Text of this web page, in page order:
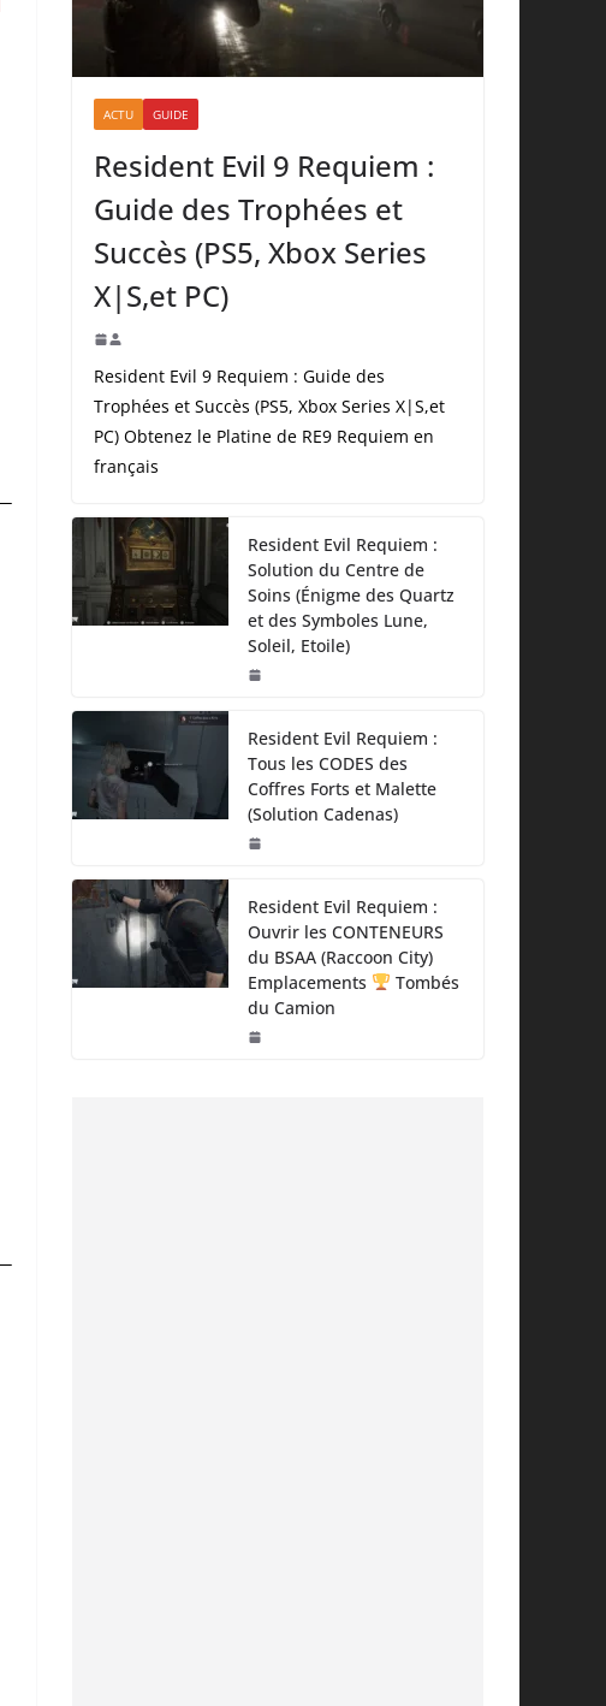
ACTU GUIDE
Resident Evil 9 Requiem :
Guide des Trophées et
Succès (PS5, Xbox Series
X|S,et PC)
Resident Evil 9 Requiem : Guide des
Trophées et Succès (PS5, Xbox Series X|S,et
PC) Obtenez le Platine de RE9 Requiem en
français
Resident Evil Requiem :
Solution du Centre de
Soins (Énigme des Quartz
et des Symboles Lune,
Soleil, Etoile)
Resident Evil Requiem :
Tous les CODES des
Coffres Forts et Malette
(Solution Cadenas)
Resident Evil Requiem :
Ouvrir les CONTENEURS
du BSAA (Raccoon City)
Emplacements
Tombés
du Camion